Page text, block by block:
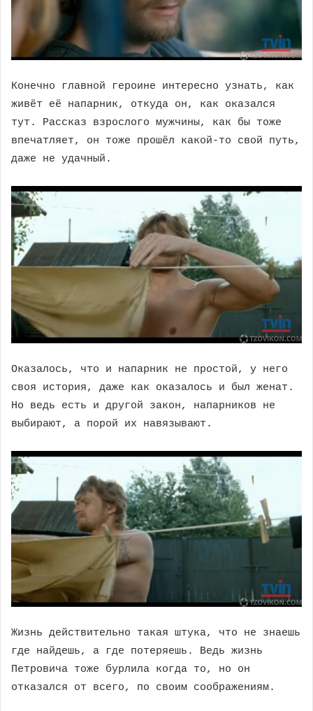
Конечно главной героине интересно узнать, как
живёт её напарник, откуда он, как оказался
тут. Рассказ взрослого мужчины, как бы тоже
впечатляет, он тоже прошёл какой-то свой путь,
даже не удачный.
Оказалось, что и напарник не простой, у него
своя история, даже как оказалось и был женат.
Но ведь есть и другой закон, напарников не
выбирают, а порой их навязывают.
Жизнь действительно такая штука, что не знаешь
где найдешь, а где потеряешь. Ведь жизнь
Петровича тоже бурлила когда то, но он
отказался от всего, по своим соображениям.